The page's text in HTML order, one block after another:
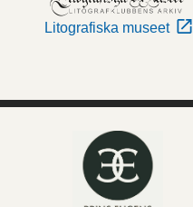
Litografiska museet